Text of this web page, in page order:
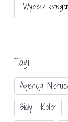
Tagi
Agencja
Biały I Kolor